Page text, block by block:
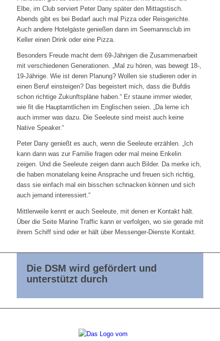
Elbe, im Club serviert Peter Dany später den Mittagstisch.
Abends gibt es bei Bedarf auch mal Pizza oder Reisgerichte.
Auch andere Hotelgäste genießen dann im Seemannsclub im
Keller einen Drink oder eine Pizza.
Besonders Freude macht dem 69-Jährigen die Zusammenarbeit
mit verschiedenen Generationen. „Mal zu hören, was bewegt 18-,
19-Jährige. Wie ist deren Planung? Wollen sie studieren oder in
einen Beruf einsteigen? Das begeistert mich, dass die Bufdis
schon richtige Zukunftspläne haben.“ Er staune immer wieder,
wie fit die Hauptamtlichen im Englischen seien. „Da lerne ich
auch immer was dazu. Die Seeleute sind meist auch keine
Native Speaker.“
Peter Dany genießt es auch, wenn die Seeleute erzählen. „Ich
kann dann was zur Familie fragen oder mal meine Enkelin
zeigen. Und die Seeleute zeigen dann auch Bilder. Da merke ich,
die haben monatelang keine Ansprache und freuen sich richtig,
dass sie einfach mal ein bisschen schnacken können und sich
auch jemand interessiert.“
Mittlerweile kennt er auch Seeleute, mit denen er Kontakt hält.
Über die Seite Marine Traffic kann er verfolgen, wo sie gerade mit
ihrem Schiff sind oder er hält über Messenger-Dienste Kontakt.
Die DSM wird gefördert und
unterstützt durch